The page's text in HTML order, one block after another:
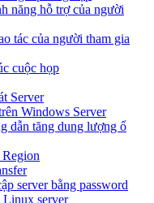
năng hỗ trợ của người
tác của người tham gia
cuộc họp
Server
Windows Server
dẫn tăng dung lượng ổ
server bằng password
Linux server